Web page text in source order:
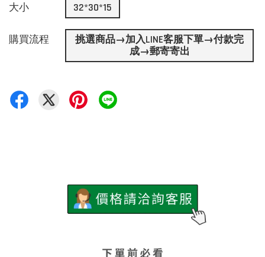
大小 32*30*15
購買流程
挑選商品→加入LINE客服下單→付款完
成→郵寄寄出